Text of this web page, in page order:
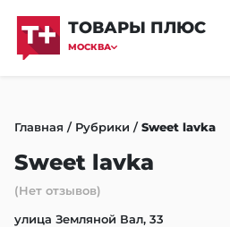
ТОВАРЫ ПЛЮС
МОСКВА
Главная / Рубрики /Sweet lavka
Sweet lavka
(Нет отзывов)
улица Земляной Вал, 33